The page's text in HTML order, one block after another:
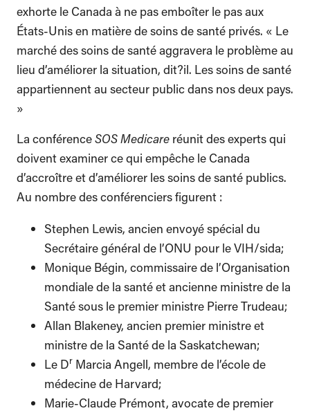
exhorte le Canada à ne pas emboîter le pas aux
États-Unis en matière de soins de santé privés. « Le
marché des soins de santé aggravera le problème au
lieu d’améliorer la situation, dit?il. Les soins de santé
appartiennent au secteur public dans nos deux pays.
»
La conférenceSOS Medicare réunit des experts qui
doivent examiner ce qui empêche le Canada
d’accroître et d’améliorer les soins de santé publics.
Au nombre des conférenciers figurent :
Stephen Lewis, ancien envoyé spécial du
Secrétaire général de l’ONU pour le VIH/sida;
Monique Bégin, commissaire de l’Organisation
mondiale de la santé et ancienne ministre de la
Santé sous le premier ministre Pierre Trudeau;
Allan Blakeney, ancien premier ministre et
ministre de la Santé de la Saskatchewan;
Le Dr Marcia Angell, membre de l’école de
médecine de Harvard;
Marie-Claude Prémont, avocate de premier